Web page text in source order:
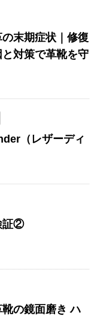
末期症状｜修復
対策で革靴を守
（レザーディ
証②
の鏡面磨き ハ